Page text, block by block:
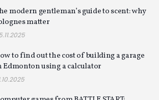
modern gentleman’s guide to scent: why
matter
to find out the cost of building a garage
Edmonton using a calculator